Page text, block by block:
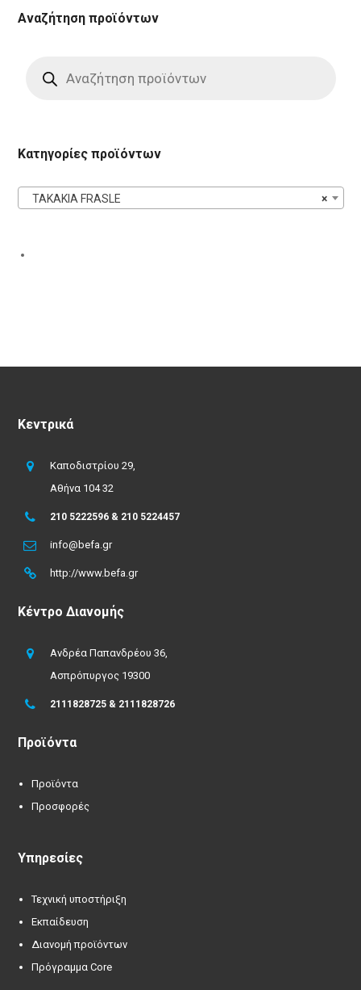
Αναζήτηση προϊόντων
search
Κατηγορίες προϊόντων
×
ΤΑΚΑΚΙΑ FRASLE
Κεντρικά
Καποδιστρίου 29,
Αθήνα 104 32
210 5222596 & 210 5224457
info@befa.gr
http://www.befa.gr
Κέντρο Διανομής
Ανδρέα Παπανδρέου 36,
Ασπρόπυργος 19300
2111828725 & 2111828726
Προϊόντα
Προϊόντα
Προσφορές
Υπηρεσίες
Τεχνική υποστήριξη
Εκπαίδευση
Διανομή προϊόντων
Πρόγραμμα Core